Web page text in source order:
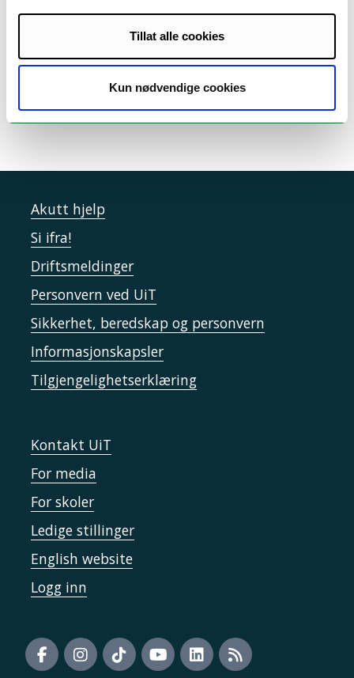
Tillat alle cookies
Kun nødvendige cookies
Forskningsinteresser:
Forretningsprosesser, ERP, Digitalisering, Lean
Akutt hjelp
Si ifra!
Driftsmeldinger
Personvern ved UiT
Sikkerhet, beredskap og personvern
Informasjonskapsler
Tilgjengelighetserklæring
Kontakt UiT
For media
For skoler
Ledige stillinger
English website
Logg inn